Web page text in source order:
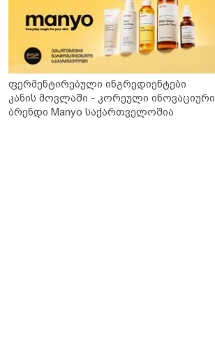
ფერმენტირებული ინგრედიენტები
კანის მოვლაში - კორეული ინოვაციური
ბრენდი Manyo საქართველოშია